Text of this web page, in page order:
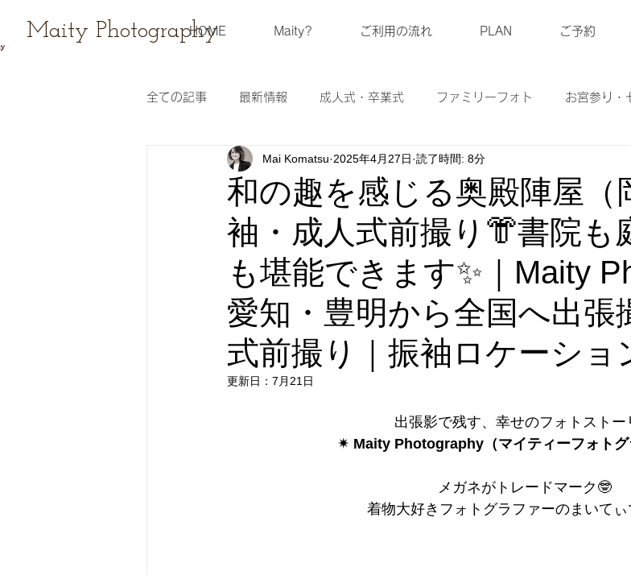
HOME Maity? ご利用の流れ PLAN ご予約
Maity Photography
全ての記事 最新情報 成人式・卒業式 ファミリーフォト お宮参り・
ウェディングフォト レンタル衣装 マタニティーフォト
スケジュール 撮影会
和の趣を感じる奥殿陣屋（
袖・成人式前撮り👘書院も
も堪能できます✨｜Maity
愛知・豊明から全国へ出張
式前撮り｜振袖ロケーショ
Mai Komatsu 2025年4月27日 読了時間: 8分
更新日： 7月21日
出張影で残す、幸せのフォトストー
✴︎ Maity Photography（マイティーフォト
メガネがトレードマーク🤓
着物大好きフォトグラファーのまいてぃ